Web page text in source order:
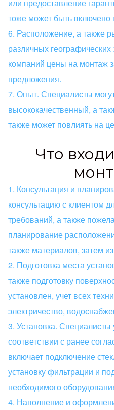
или предоставление
тоже может быть включено
Расположение, а также
различных
компаний цены на монтаж
предложения.
Опыт. Специалисты
высококачественный, а
также может повлиять на
Что
Консультация и
консультацию с клиентом
требований, а также
планирование
также материалов, затем
Подготовка места
также подготовку
установлен, учет всех
электричество,
Установка.
соответствии с ранее
включает подключение
установку фильтрации и
необходимого
Наполнение и